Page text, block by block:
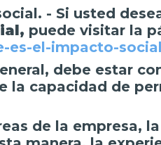
. - Si usted
, puede visitar la
el-impacto-
debe estar
la capacidad de
de la empresa,